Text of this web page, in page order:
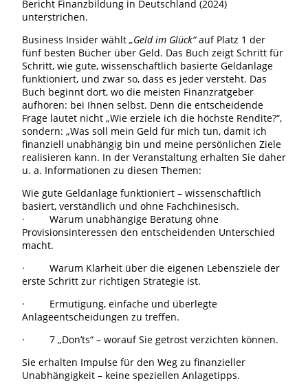
Bericht Finanzbildung in Deutschland (2024)
unterstrichen.
Business Insider wählt „Geld im Glück“auf Platz 1 der
fünf besten Bücher über Geld. Das Buch zeigt Schritt für
Schritt, wie gute, wissenschaftlich basierte Geldanlage
funktioniert, und zwar so, dass es jeder versteht. Das
Buch beginnt dort, wo die meisten Finanzratgeber
aufhören: bei Ihnen selbst. Denn die entscheidende
Frage lautet nicht „Wie erziele ich die höchste Rendite?“,
sondern: „Was soll mein Geld für mich tun, damit ich
finanziell unabhängig bin und meine persönlichen Ziele
realisieren kann. In der Veranstaltung erhalten Sie daher
u. a. Informationen zu diesen Themen:
Wie gute Geldanlage funktioniert – wissenschaftlich
basiert, verständlich und ohne Fachchinesisch.
· Warum unabhängige Beratung ohne
Provisionsinteressen den entscheidenden Unterschied
macht.
· Warum Klarheit über die eigenen Lebensziele der
erste Schritt zur richtigen Strategie ist.
· Ermutigung, einfache und überlegte
Anlageentscheidungen zu treffen.
· 7 „Don’ts“ – worauf Sie getrost verzichten können.
Sie erhalten Impulse für den Weg zu finanzieller
Unabhängigkeit – keine speziellen Anlagetipps.